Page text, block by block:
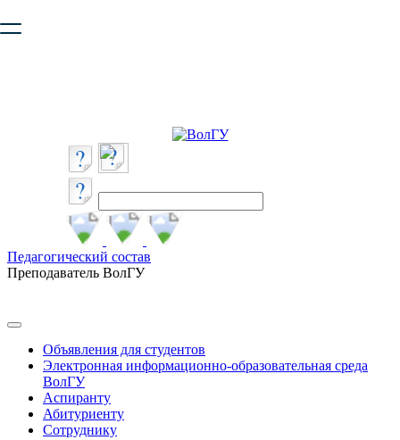
безопасную работу с сайтом. Пожалуйста
Педагогический состав
Преподаватель ВолГУ
Объявления для студентов
Электронная информационно-образовательная среда
ВолГУ
Аспиранту
Абитуриенту
Сотруднику